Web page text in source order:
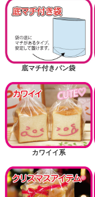
底マチ付きパン袋
カワイイ系